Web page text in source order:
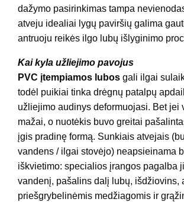
dažymo pasirinkimas tampa
atveju idealiai lygų paviršių galima
antruoju reikės ilgo lubų išlyginimo
Kai kyla užliejimo pavojus
PVC įtempiamos lubos gali ilgai
todėl puikiai tinka drėgnų patalpų
užliejimo audinys deformuojasi. Bet jei
mažai, o nuotėkis buvo greitai
įgis pradinę formą. Sunkiais atvejais
vandens / ilgai stovėjo) neapsieinama
iškvietimo: specialios įrangos pagalba
vandenį, pašalins dalį lubų, išdžiovins,
priešgrybelinėmis medžiagomis ir